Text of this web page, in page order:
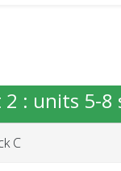
: units 5-
C.